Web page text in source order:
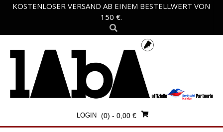
KOSTENLOSER VERSAND AB EINEM BESTELLWERT VON
150 €.
LOGIN (0) - 0,00 €